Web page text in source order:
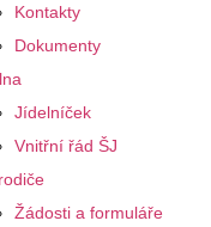
Kontakty
Dokumenty
Jídelníček
Vnitřní řád ŠJ
Žádosti a formuláře